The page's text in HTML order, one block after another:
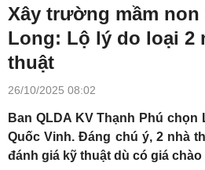
Xây trường mầm non
Long: Lộ lý do loại 2
thuật
26/10/2025 08:02
Ban QLDA KV Thạnh Phú
Quốc Vinh. Đáng chú ý, 2 nhà
đánh giá kỹ thuật dù có giá